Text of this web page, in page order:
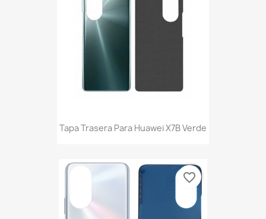
Tapa Trasera Para Huawei X7B Verde
favorite_border